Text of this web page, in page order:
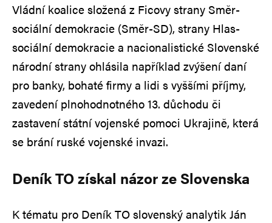
Vládní koalice složená z Ficovy strany Směr-
sociální demokracie (Směr-SD), strany Hlas-
sociální demokracie a nacionalistické Slovenské
národní strany ohlásila například zvýšení daní
pro banky, bohaté firmy a lidi s vyššími příjmy,
zavedení plnohodnotného 13. důchodu či
zastavení státní vojenské pomoci Ukrajině, která
se brání ruské vojenské invazi.
Deník TO získal názor ze Slovenska
K tématu pro Deník TO slovenský analytik Ján